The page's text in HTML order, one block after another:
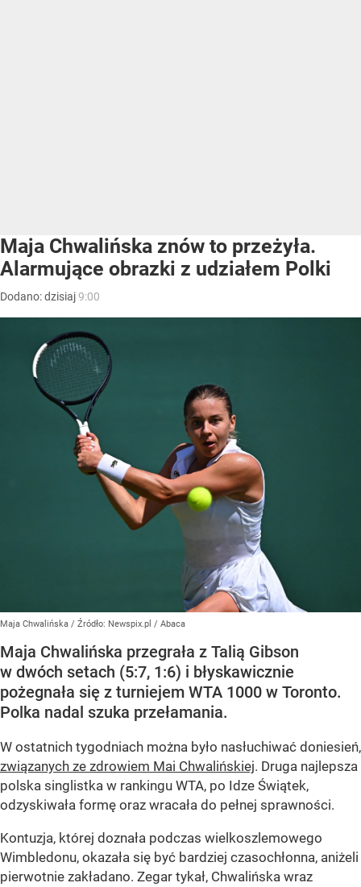
Maja Chwalińska znów to przeżyła.
Alarmujące obrazki z udziałem Polki
Dodano:dzisiaj9:00
Maja Chwalińska / Źródło: Newspix.pl / Abaca
Maja Chwalińska przegrała z Talią Gibson
w dwóch setach (5:7, 1:6) i błyskawicznie
pożegnała się z turniejem WTA 1000 w Toronto.
Polka nadal szuka przełamania.
W ostatnich tygodniach można było nasłuchiwać doniesień,
związanych ze zdrowiem Mai Chwalińskiej. Druga najlepsza
polska singlistka w rankingu WTA, po Idze Świątek,
odzyskiwała formę oraz wracała do pełnej sprawności.
Kontuzja, której doznała podczas wielkoszlemowego
Wimbledonu, okazała się być bardziej czasochłonna, aniżeli
pierwotnie zakładano. Zegar tykał, Chwalińska wraz